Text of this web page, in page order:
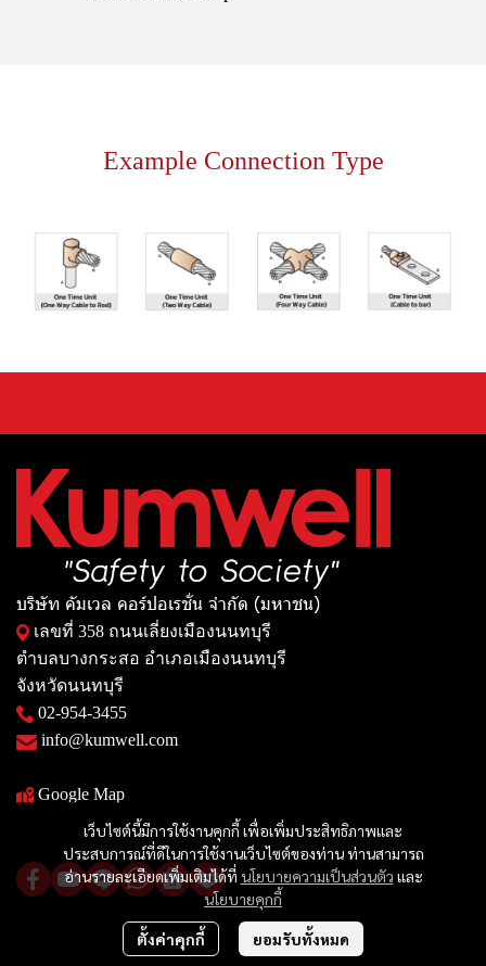
Example Connection Type
เว็บไซต์นี้มีการใช้งานคุกกี้ เพื่อเพิ่มประสิทธิภาพและ
ประสบการณ์ที่ดีในการใช้งานเว็บไซต์ของท่าน ท่านสามารถ
อ่านรายละเอียดเพิ่มเติมได้ที่ นโยบายความเป็นส่วนตัว และ
นโยบายคุกกี้
ตั้งค่าคุกกี้ ยอมรับทั้งหมด
บริษัท คัมเวล คอร์ปอเรชั่น จำกัด (มหาชน)
เลขที่ 358 ถนนเลี่ยงเมืองนนทบุรี
ตำบลบางกระสอ อำเภอเมืองนนทบุรี
จังหวัดนนทบุรี
02-954-3455
info@kumwell.com
Google Map